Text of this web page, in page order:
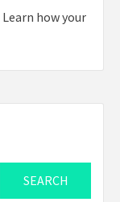
Learn how your